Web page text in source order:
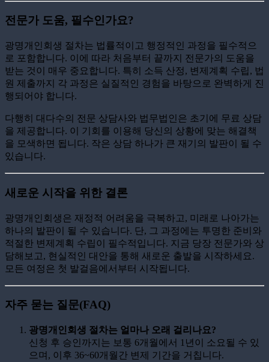
전문가 도움, 필수인가요?
광명개인회생 절차는 법률적이고 행정적인 과정을 필수적으
로 포함합니다. 이에 따라 처음부터 끝까지 전문가의 도움을
받는 것이 매우 중요합니다. 특히 소득 산정, 변제계획 수립, 법
원 제출까지 각 과정은 실질적인 경험을 바탕으로 완벽하게 진
행되어야 합니다.
다행히 대다수의 전문 상담사와 법무법인은 초기에 무료 상담
을 제공합니다. 이 기회를 이용해 당신의 상황에 맞는 해결책
을 모색하면 됩니다. 작은 상담 하나가 큰 재기의 발판이 될 수
있습니다.
새로운 시작을 위한 결론
광명개인회생은 재정적 어려움을 극복하고, 미래로 나아가는
하나의 발판이 될 수 있습니다. 단, 그 과정에는 투명한 준비와
적절한 변제계획 수립이 필수적입니다. 지금 당장 전문가와 상
담해보고, 현실적인 대안을 통해 새로운 출발을 시작하세요.
모든 여정은 첫 발걸음에서부터 시작됩니다.
자주 묻는 질문(FAQ)
광명개인회생 절차는 얼마나 오래 걸리나요?
신청 후 승인까지는 보통 6개월에서 1년이 소요될 수 있
으며, 이후 36~60개월간 변제 기간을 거칩니다.